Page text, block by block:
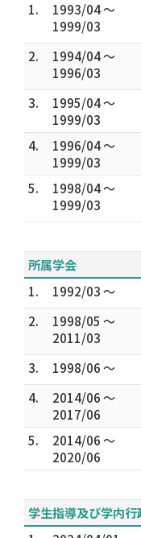
1.
1993/04 ～
1999/03
2.
1994/04 ～
1996/03
3.
1995/04 ～
1999/03
4.
1996/04 ～
1999/03
5.
1998/04 ～
1999/03
所属学会
1.
1992/03 ～
2.
1998/05 ～
2011/03
3.
1998/06 ～
4.
2014/06 ～
2017/06
5.
2014/06 ～
2020/06
学生指導及び学内行